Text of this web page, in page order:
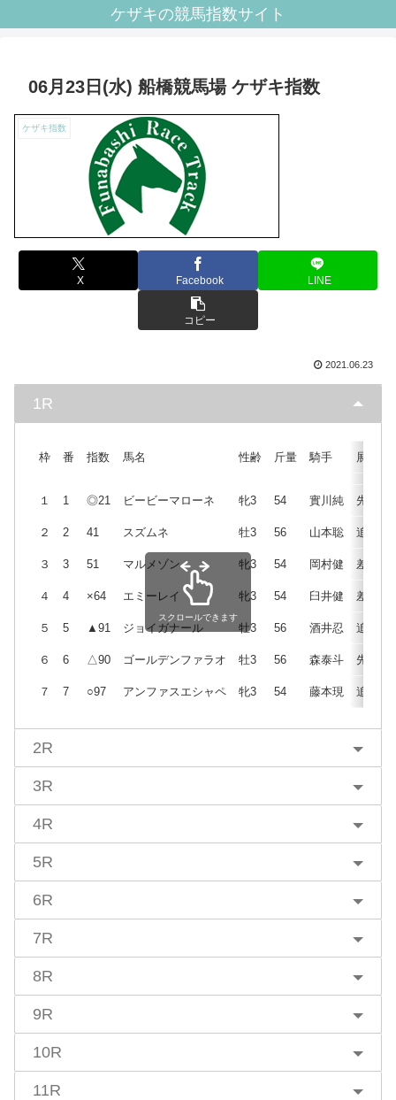
ケザキの競馬指数サイト
06月23日(水) 船橋競馬場 ケザキ指数
ケザキ指数
X Facebook LINE
コピー
2021.06.23
1R
枠 番 指数 馬名 性齢 斤量 騎手 展開
１ 1 ◎21 ビービーマローネ 牝3 54 實川純 先
２ 2 41 スズムネ 牡3 56 山本聡 追
３ 3 51 マルメゾン 牝3 54 岡村健 差
４ 4 ×64 エミーレイ 牝3 54 臼井健 差
５ 5 ▲91 ジョイガナール 牡3 56 酒井忍 追
６ 6 △90 ゴールデンファラオ 牡3 56 森泰斗 先
７ 7 ○97 アンファスエシャペ 牝3 54 藤本現 追
スクロールできます
2R
3R
4R
5R
6R
7R
8R
9R
10R
11R